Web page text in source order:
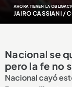
ahora tienen la
JAIRO CASSIANI /
Nacional se
pero la fe no
Nacional cayó